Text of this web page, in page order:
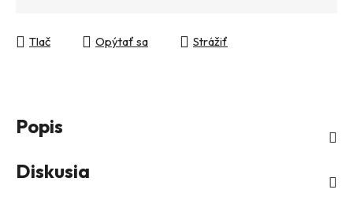
Tlač Opýtať sa Strážiť
Popis
Diskusia